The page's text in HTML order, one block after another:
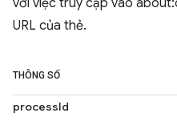
với việc truy cập vào
URL của thẻ.
THÔNG SỐ
processId